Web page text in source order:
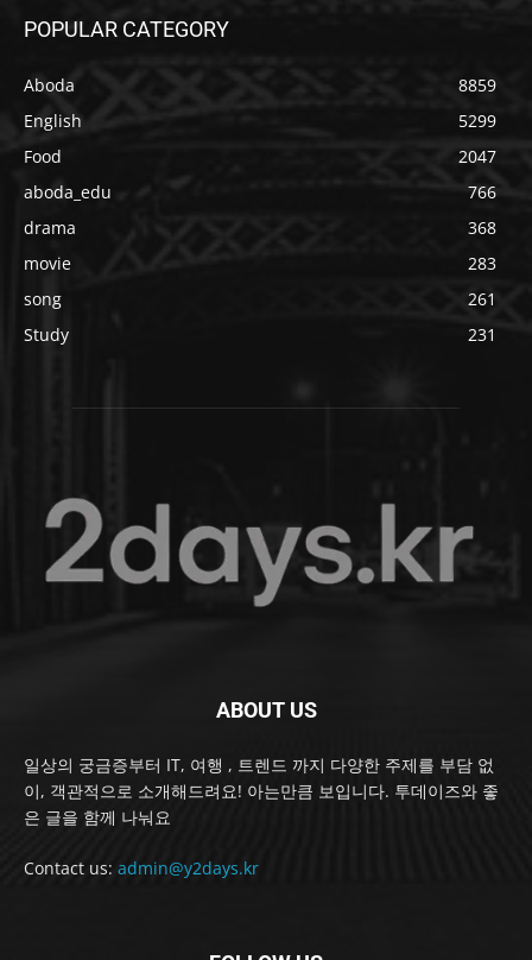
POPULAR CATEGORY
Aboda
8859
English
5299
Food
2047
aboda_edu
766
drama
368
movie
283
song
261
Study
231
ABOUT US
일상의 궁금증부터 IT, 여행 , 트렌드 까지 다양한 주제를 부담 없
이, 객관적으로 소개해드려요! 아는만큼 보입니다. 투데이즈와 좋
은 글을 함께 나눠요
Contact us: admin@y2days.kr